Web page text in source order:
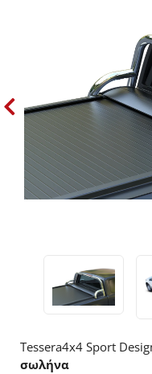
Tessera4x4 Sport
σωλήνα